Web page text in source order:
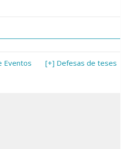
Eventos [+] Defesas de teses